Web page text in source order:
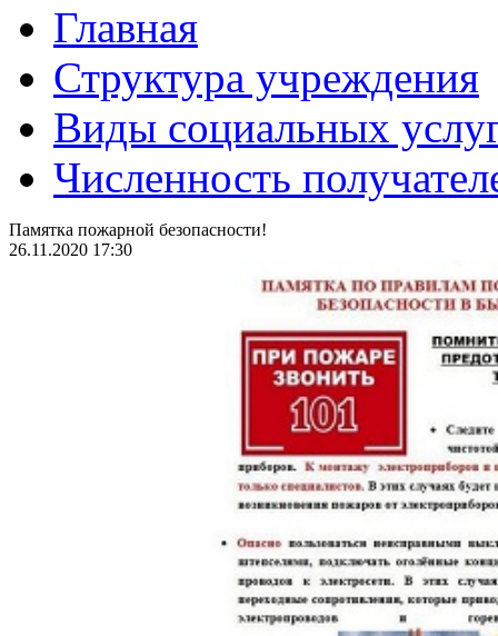
Главная
Структура учреждения
Виды социальных
Численность
Памятка пожарной безопасности!
26.11.2020 17:30